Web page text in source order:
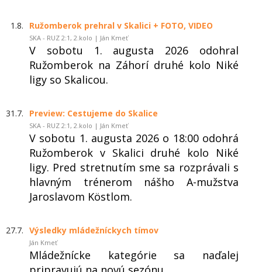
1.8. Ružomberok prehral v Skalici + FOTO, VIDEO
SKA - RUZ 2:1, 2.kolo | Ján Kmeť
V sobotu 1. augusta 2026 odohral
Ružomberok na Záhorí druhé kolo Niké
ligy so Skalicou.
31.7. Preview: Cestujeme do Skalice
SKA - RUZ 2:1, 2.kolo | Ján Kmeť
V sobotu 1. augusta 2026 o 18:00 odohrá
Ružomberok v Skalici druhé kolo Niké
ligy. Pred stretnutím sme sa rozprávali s
hlavným trénerom nášho A-mužstva
Jaroslavom Köstlom.
27.7. Výsledky mládežníckych tímov
Ján Kmeť
Mládežnícke kategórie sa naďalej